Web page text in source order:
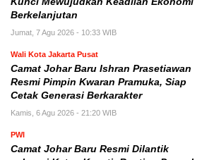
Berkelanjutan
Jumat, 7 Agu 2026 - 10:33 WIB
Wali Kota Jakarta Pusat
Camat Johar Baru Ishran Prasetiawan
Resmi Pimpin Kwaran Pramuka, Siap
Cetak Generasi Berkarakter
Kamis, 6 Agu 2026 - 21:20 WIB
PWI
Camat Johar Baru Resmi Dilantik